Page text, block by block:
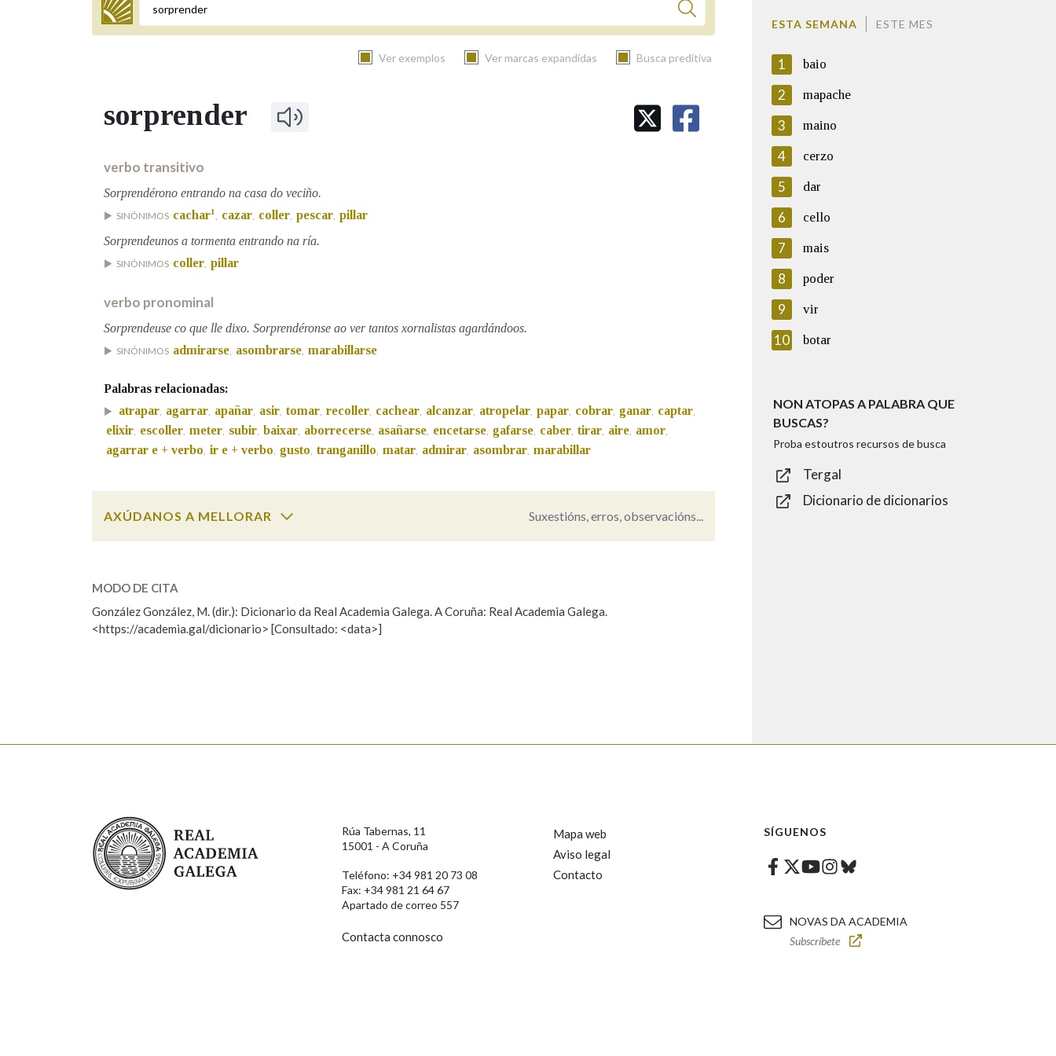
Termo a buscar
Ver exemplos Ver marcas expandidas Busca preditiva
BUSCAR NOS LEMAS
Remata por
OUTRAS OPCIÓNS DE BUSCA
Marcas gramaticais
sorprender
verbo transitivo
Sorprendérono entrando na casa do veciño.
SINÓNIMOS cachar1, cazar, coller, pescar, pillar
Sorprendeunos a tormenta entrando na ría.
SINÓNIMOS coller, pillar
verbo pronominal
Sorprendeuse co que lle dixo. Sorprendéronse ao ver tantos xornalistas agardándoos.
SINÓNIMOS admirarse, asombrarse, marabillarse
Palabras relacionadas:
atrapar, agarrar, apañar, asir, tomar, recoller, cachear, alcanzar, atropelar, papar, cobrar, ganar, captar,
elixir, escoller, meter, subir, baixar, aborrecerse, asañarse, encetarse, gafarse, caber, tirar, aire, amor,
agarrar e + verbo, ir e + verbo, gusto, tranganillo, matar, admirar, asombrar, marabillar
AXÚDANOS A MELLORAR Suxestións, erros, observacións...
ESCOLLE UNHA OPCIÓN:
Observación Hai un erro na palabra Propoño mellorar a definición
Comentario
MODO DE CITA
González González, M. (dir.): Dicionario da Real Academia Galega. A Coruña: Real Academia Galega.
<https://academia.gal/dicionario> [Consultado: <data>]
ESTA SEMANA ESTE MES
1 baio
2 mapache
3 maino
4 cerzo
5 dar
6 cello
7 mais
8 poder
9 vir
10 botar
NON ATOPAS A PALABRA QUE
BUSCAS?
Proba estoutros recursos de busca
Tergal
Dicionario de dicionarios
Real Academia Galega
Rúa Tabernas, 11
15001 - A Coruña
Teléfono: +34 981 20 73 08
Fax: +34 981 21 64 67
Apartado de correo 557
Contacta connosco
Mapa web
Aviso legal
Contacto
SÍGUENOS
Facebook
Twitter
Youtube
Instagram
Bluesky
NOVAS DA ACADEMIA
Subscríbete